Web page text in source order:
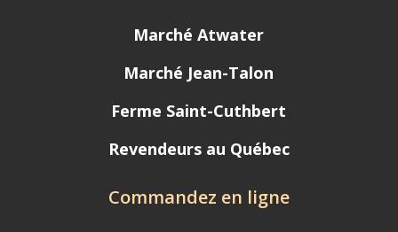
Marché Atwater
Marché Jean-Talon
Ferme Saint-Cuthbert
Revendeurs au Québec
Commandez en ligne